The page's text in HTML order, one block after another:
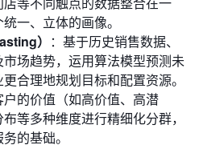
一、立体的画像。
） ：基于历史销售数据、
场趋势，运用算法模型预测未
合理地规划目标和配置资源。
的价值（如高价值、高潜
等多种维度进行精细化分群，
的基础。